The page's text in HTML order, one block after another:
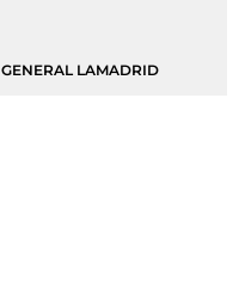
GENERAL LAMADRID